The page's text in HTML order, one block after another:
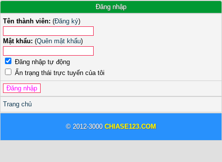
Đăng nhập
Tên thành viên: (Đăng ký)
Mật khẩu: (Quên mật khẩu)
Đăng nhập tự động
Ẩn trạng thái trực tuyến của tôi
Trang chủ
© 2012-3000 CHIASE123.COM